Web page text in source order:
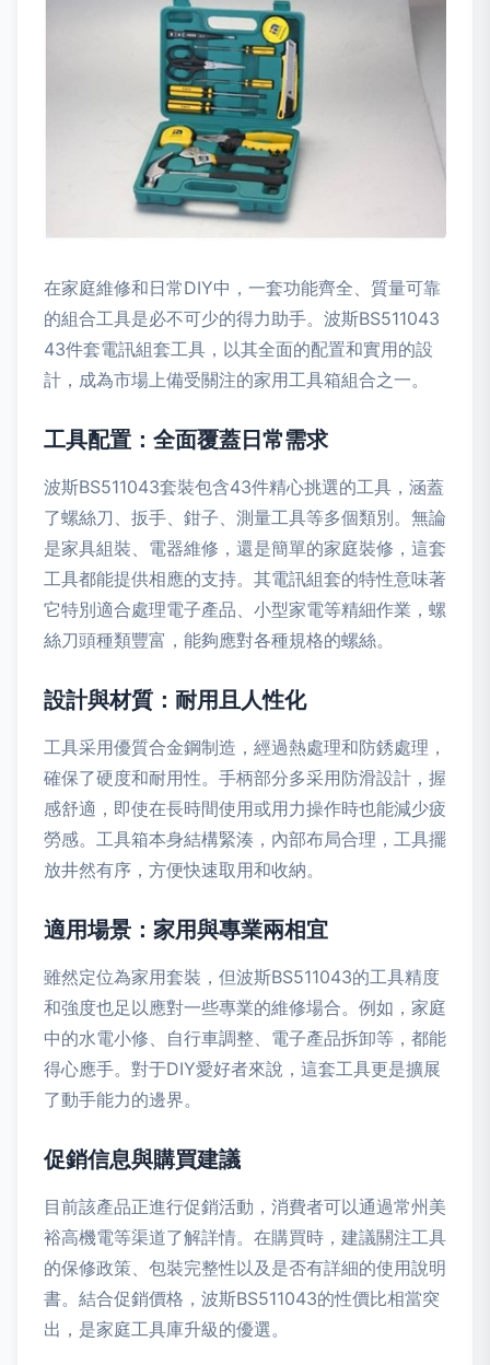
在家庭維修和日常DIY中，一套功能齊全、質量可靠
的組合工具是必不可少的得力助手。波斯BS511043
43件套電訊組套工具，以其全面的配置和實用的設
計，成為市場上備受關注的家用工具箱組合之一。
工具配置：全面覆蓋日常需求
波斯BS511043套裝包含43件精心挑選的工具，涵蓋
了螺絲刀、扳手、鉗子、測量工具等多個類別。無論
是家具組裝、電器維修，還是簡單的家庭裝修，這套
工具都能提供相應的支持。其電訊組套的特性意味著
它特別適合處理電子產品、小型家電等精細作業，螺
絲刀頭種類豐富，能夠應對各種規格的螺絲。
設計與材質：耐用且人性化
工具采用優質合金鋼制造，經過熱處理和防銹處理，
確保了硬度和耐用性。手柄部分多采用防滑設計，握
感舒適，即使在長時間使用或用力操作時也能減少疲
勞感。工具箱本身結構緊湊，內部布局合理，工具擺
放井然有序，方便快速取用和收納。
適用場景：家用與專業兩相宜
雖然定位為家用套裝，但波斯BS511043的工具精度
和強度也足以應對一些專業的維修場合。例如，家庭
中的水電小修、自行車調整、電子產品拆卸等，都能
得心應手。對于DIY愛好者來說，這套工具更是擴展
了動手能力的邊界。
促銷信息與購買建議
目前該產品正進行促銷活動，消費者可以通過常州美
裕高機電等渠道了解詳情。在購買時，建議關注工具
的保修政策、包裝完整性以及是否有詳細的使用說明
書。結合促銷價格，波斯BS511043的性價比相當突
出，是家庭工具庫升級的優選。